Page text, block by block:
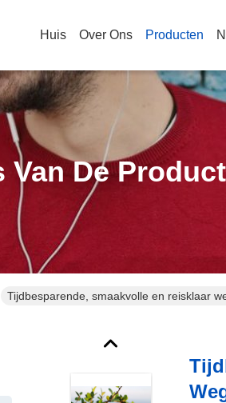
Huis Over Ons Producten
Van De
Tijdbesparende, smaakvolle en reisklaar